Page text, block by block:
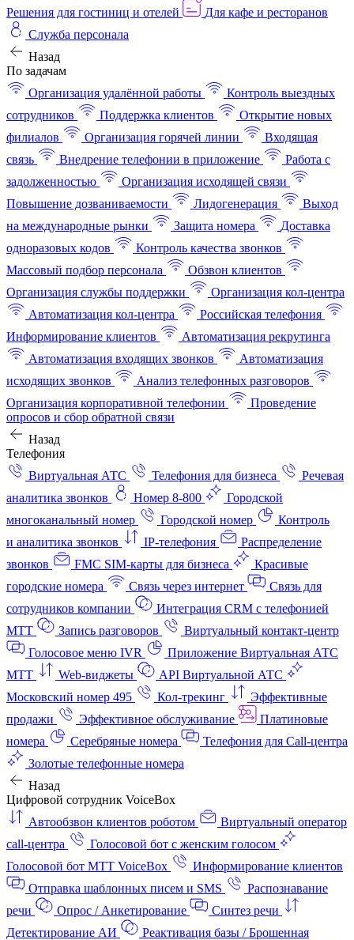
Решения для гостиниц и отелей
Для кафе и ресторанов
Служба персонала
Назад
По задачам
Организация удалённой работы
Контроль выездных
сотрудников
Поддержка клиентов
Открытие новых
филиалов
Организация горячей линии
Входящая
связь
Внедрение телефонии в приложение
Работа с
задолженностью
Организация исходящей связи
Повышение дозваниваемости
Лидогенерация
Выход
на международные рынки
Защита номера
Доставка
одноразовых кодов
Контроль качества звонков
Массовый подбор персонала
Обзвон клиентов
Организация службы поддержки
Организация кол-центра
Автоматизация кол-центра
Российская телефония
Информирование клиентов
Автоматизация рекрутинга
Автоматизация входящих звонков
Автоматизация
исходящих звонков
Анализ телефонных разговоров
Организация корпоративной телефонии
Проведение
опросов и сбор обратной связи
Назад
Телефония
Виртуальная АТС
Телефония для бизнеса
Речевая
аналитика звонков
Номер 8-800
Городской
многоканальный номер
Городской номер
Контроль
и аналитика звонков
IP-телефония
Распределение
звонков
FMC SIM-карты для бизнеса
Красивые
городские номера
Связь через интернет
Связь для
сотрудников компании
Интеграция CRM с телефонией
МТТ
Запись разговоров
Виртуальный контакт‑центр
Голосовое меню IVR
Приложение Виртуальная АТС
МТТ
Web-виджеты
API Виртуальной АТС
Московский номер 495
Кол-трекинг
Эффективные
продажи
Эффективное обслуживание
Платиновые
номера
Серебряные номера
Телефония для Call-центра
Золотые телефонные номера
Назад
Цифровой сотрудник VoiceBox
Автообзвон клиентов роботом
Виртуальный оператор
call-центра
Голосовой бот с женским голосом
Голосовой бот МТТ VoiceBox
Информирование клиентов
Отправка шаблонных писем и SMS
Распознавание
речи
Опрос / Анкетирование
Синтез речи
Детектирование АИ
Реактивация базы / Брошенная